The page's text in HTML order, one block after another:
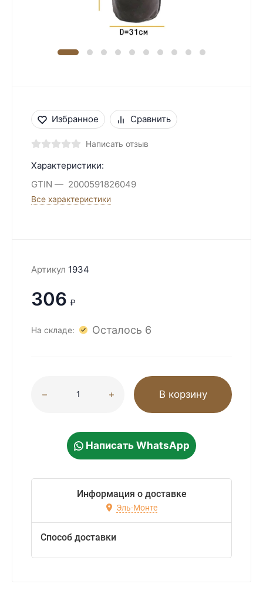
Избранное Сравнить
Написать отзыв
Характеристики:
GTIN
2000591826049
Все характеристики
Артикул 1934
306 ₽
На складе: Осталось 6
В корзину
Написать WhatsApp
Информация о доставке
Эль-Монте
Способ доставки